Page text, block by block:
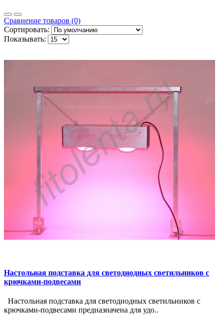
Сравнение товаров (0)
Сортировать:
Показывать:
Настольная подставка для светодиодных светильников с
крючками-подвесами
Настольная подставка для светодиодных светильников с
крючками-подвесами предназначена для удо..